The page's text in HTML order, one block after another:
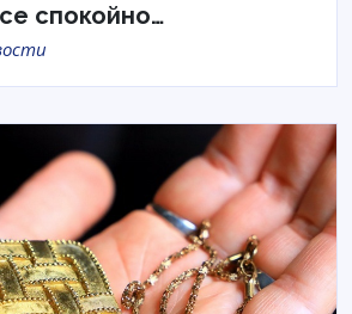
спокойно…